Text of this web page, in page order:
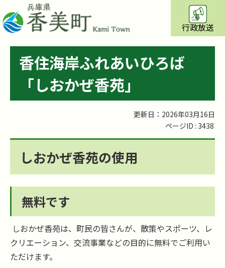
行政放送
香住海岸ふれあいひろば
「しおかぜ香苑」
更新日：2026年03月16日
ページID : 3438
しおかぜ香苑の使用
無料です
しおかぜ香苑は、町民の皆さんが、散策やスポーツ、レ
クリエーション、交流事業などの目的に無料でご利用い
ただけます。